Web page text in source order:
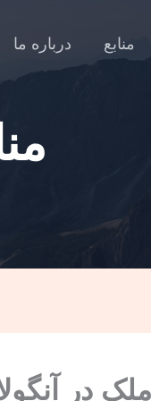
منابع درباره ما
در